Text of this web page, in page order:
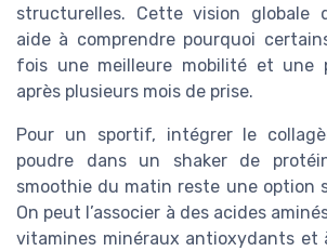
structurelles. Cette vision globale
aide à comprendre pourquoi
fois une meilleure mobilité et une
après plusieurs mois de prise.
Pour un sportif, intégrer le
poudre dans un shaker de
smoothie du matin reste une option
On peut l’associer à des acides
vitamines minéraux antioxydants et